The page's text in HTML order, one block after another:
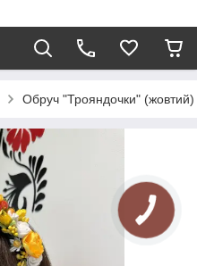
Обруч "Трояндочки" (жовтий)
КНОПКА
ЗВ'ЯЗКУ